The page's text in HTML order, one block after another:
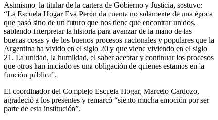
Asimismo, la titular de la cartera de Gobierno y Justicia, sostuvo:
“La Escuela Hogar Eva Perón da cuenta no solamente de una época
que pasó sino de un futuro que nos tiene que encontrar unidos,
sabiendo interpretar la historia para avanzar de la mano de las
buenas cosas y de los buenos procesos nacionales y populares que la
Argentina ha vivido en el siglo 20 y que viene viviendo en el siglo
21. La unidad, la humildad, el saber aceptar y continuar los procesos
que otros han iniciado es una obligación de quienes estamos en la
función pública”.
El coordinador del Complejo Escuela Hogar, Marcelo Cardozo,
agradeció a los presentes y remarcó “siento mucha emoción por ser
parte de esta institución”.